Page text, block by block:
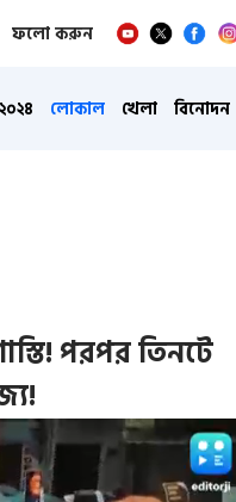
ফলো করুন
লোকাল খেলা বিনোদন
পরপর তিনটে